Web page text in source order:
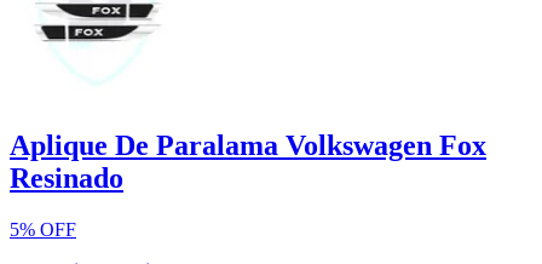
Aplique De Paralama Volkswagen Fox
Resinado
5% OFF